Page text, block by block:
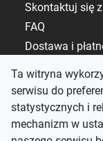
Ta witryna
serwisu do
statystycznych i
mechanizm w
Skontaktuj się
FAQ
Dostawa i
Kontakt